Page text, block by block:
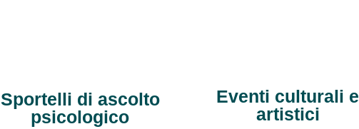
Sportelli di ascolto
psicologico
Eventi culturali e
artistici